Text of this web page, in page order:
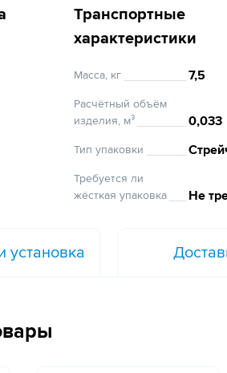
Транспортные
характеристики
Масса, кг 7,5
Расчётный объём
изделия, м³
0,033
Тип упаковки
Требуется ли
жёсткая упаковка
Не
установка